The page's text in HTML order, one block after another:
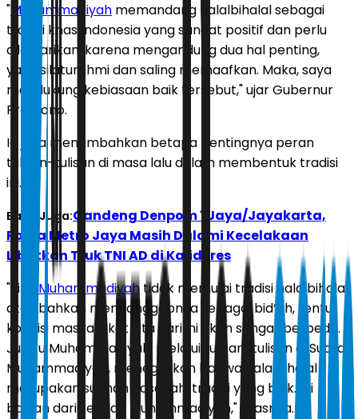
" Muhammadiyah memandang halalbihalal sebagai
tradisi khas Indonesia yang sangat positif dan perlu
dilestarikan, karena mengandung dua hal penting,
yaitu silaturahmi dan saling memaafkan. Maka, saya
mendukung kebiasaan baik tersebut," ujar Gubernur
Pramono.
Ia juga menambahkan betapa pentingnya peran
tulisan-tulisan di masa lalu dalam membentuk tradisi
ini.
Baca Juga:Gandeng Denpom 1 Jaya/Jayakarta,
Polda Metro Jaya Masih Dalami Kecelakaan
Libatkan Truk TNI AD di Kalideres
"Jika Muhammadiyah tidak memulai tradisi halalbihalal,
atau bahkan menganggapnya sebagai bid’ah, tentu
kondisi masyarakat kita hari ini akan sangat berbeda.
Justru Muhammadiyah, melalui tulisan-tulisan di Suara
Muhammadiyah, menegaskan bahwa halalbihalal
merupakan sunnah hasanah, tradisi yang baik. Ini
bagian dari sejarah Muhammadiyah," jelasnya.